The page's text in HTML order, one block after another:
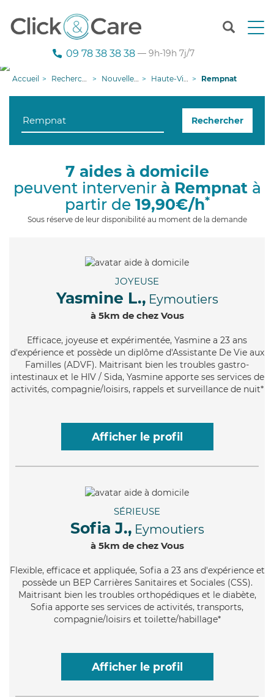
T
n
g
i
09 78 38 38 38 — 9h-19h 7j/7
Accueil Recherche aide à domicile Nouvelle-Aquitaine Haute-Vienne Rempnat
Rechercher
7 aides à domicile
peuvent intervenir à Rempnatà
partir de 19,90€/h*
Sous réserve de leur disponibilité au moment de la demande
JOYEUSE
Yasmine L., Eymoutiers
à 5km de chez Vous
Efficace, joyeuse et expérimentée, Yasmine a 23 ans
d'expérience et possède un diplôme d'Assistante De Vie aux
Familles (ADVF). Maitrisant bien les troubles gastro-
intestinaux et le HIV / Sida, Yasmine apporte ses services de
activités, compagnie/loisirs, rappels et surveillance de nuit*
Afficher le profil
SÉRIEUSE
Sofia J., Eymoutiers
à 5km de chez Vous
Flexible, efficace et appliquée, Sofia a 23 ans d'expérience et
possède un BEP Carrières Sanitaires et Sociales (CSS).
Maitrisant bien les troubles orthopédiques et le diabète,
Sofia apporte ses services de activités, transports,
compagnie/loisirs et toilette/habillage*
Afficher le profil